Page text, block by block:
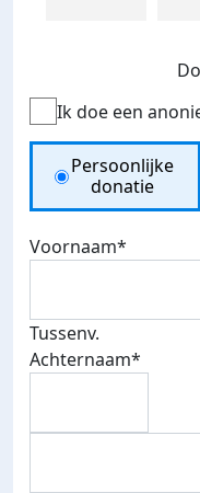
Ik doe een
Donation Type
Persoonlijke
donatie
Voornaam*
Tussenv.
Achternaam*